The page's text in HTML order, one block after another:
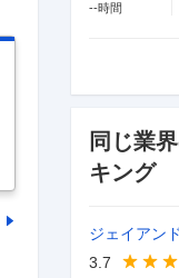
--時間
同じ業
キング
ジェイアン
3.7